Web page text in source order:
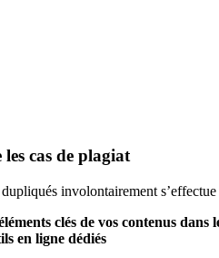
les cas de plagiat
involontairement
clés de vos contenus dans
en ligne dédiés